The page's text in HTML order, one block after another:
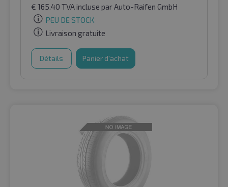
€ 165.40 TVA incluse par Auto-Raifen GmbH
PEU DE STOCK
Livraison gratuite
Détails Panier d'achat